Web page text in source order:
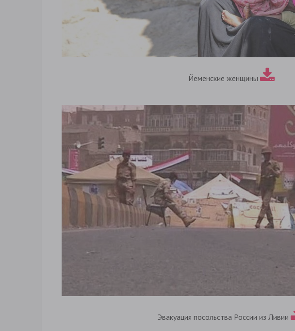
Йеменские женщины
Эвакуация посольства России из Ливии